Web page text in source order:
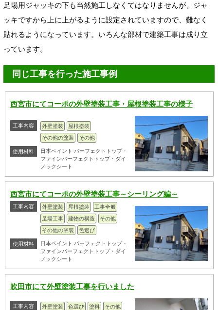
足場用ジャッキの下も当然施工しなくてはなりませんが、ジャ
ッキですから上に上がるように設定されていますので、難なく
貼れるようになっています。いろんな部材で建築工事は成り立
っています。
同じ工事を行った施工事例
西宮市にてコーポの外壁塗装工事・屋根塗装工事の様子
工事内容 外壁塗装
屋根塗装
その他の塗装
その他
使用材料
日本ペイント パーフェクトトップ・
ファインパーフェクトトップ・ダイ
ノックシート
西宮市にてコーポの外壁塗装工事～シーリング編～
工事内容 外壁塗装 屋根塗装
工事全般
足場工事
建物の構造
その他
その他の塗装
色選び
使用材料
日本ペイント パーフェクトトップ・
ファインパーフェクトトップ・ダイ
ノックシート
吹田市にて外壁塗装工事を行いました
工事内容 外壁塗装 色選び 塗料 その他